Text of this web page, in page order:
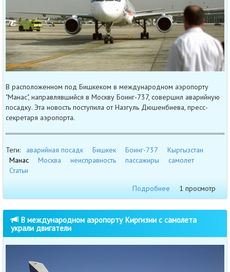
В расположенном под Бишкеком в международном аэропорту
"Манас", направлявшийся в Москву Боинг-737, совершил аварийную
посадку. Эта новость поступила от Назгуль Дюшенбиева, пресс-
секретаря аэропорта.
Теги: аварийная посадк Бишкек Боинг-737
Кыргызстан
Манас
Москва неисправность пассажиры
самолет
Статьи
Подробнее
1 просмотр
В международном аэропорту Киргизии с самолета
украли двигатели